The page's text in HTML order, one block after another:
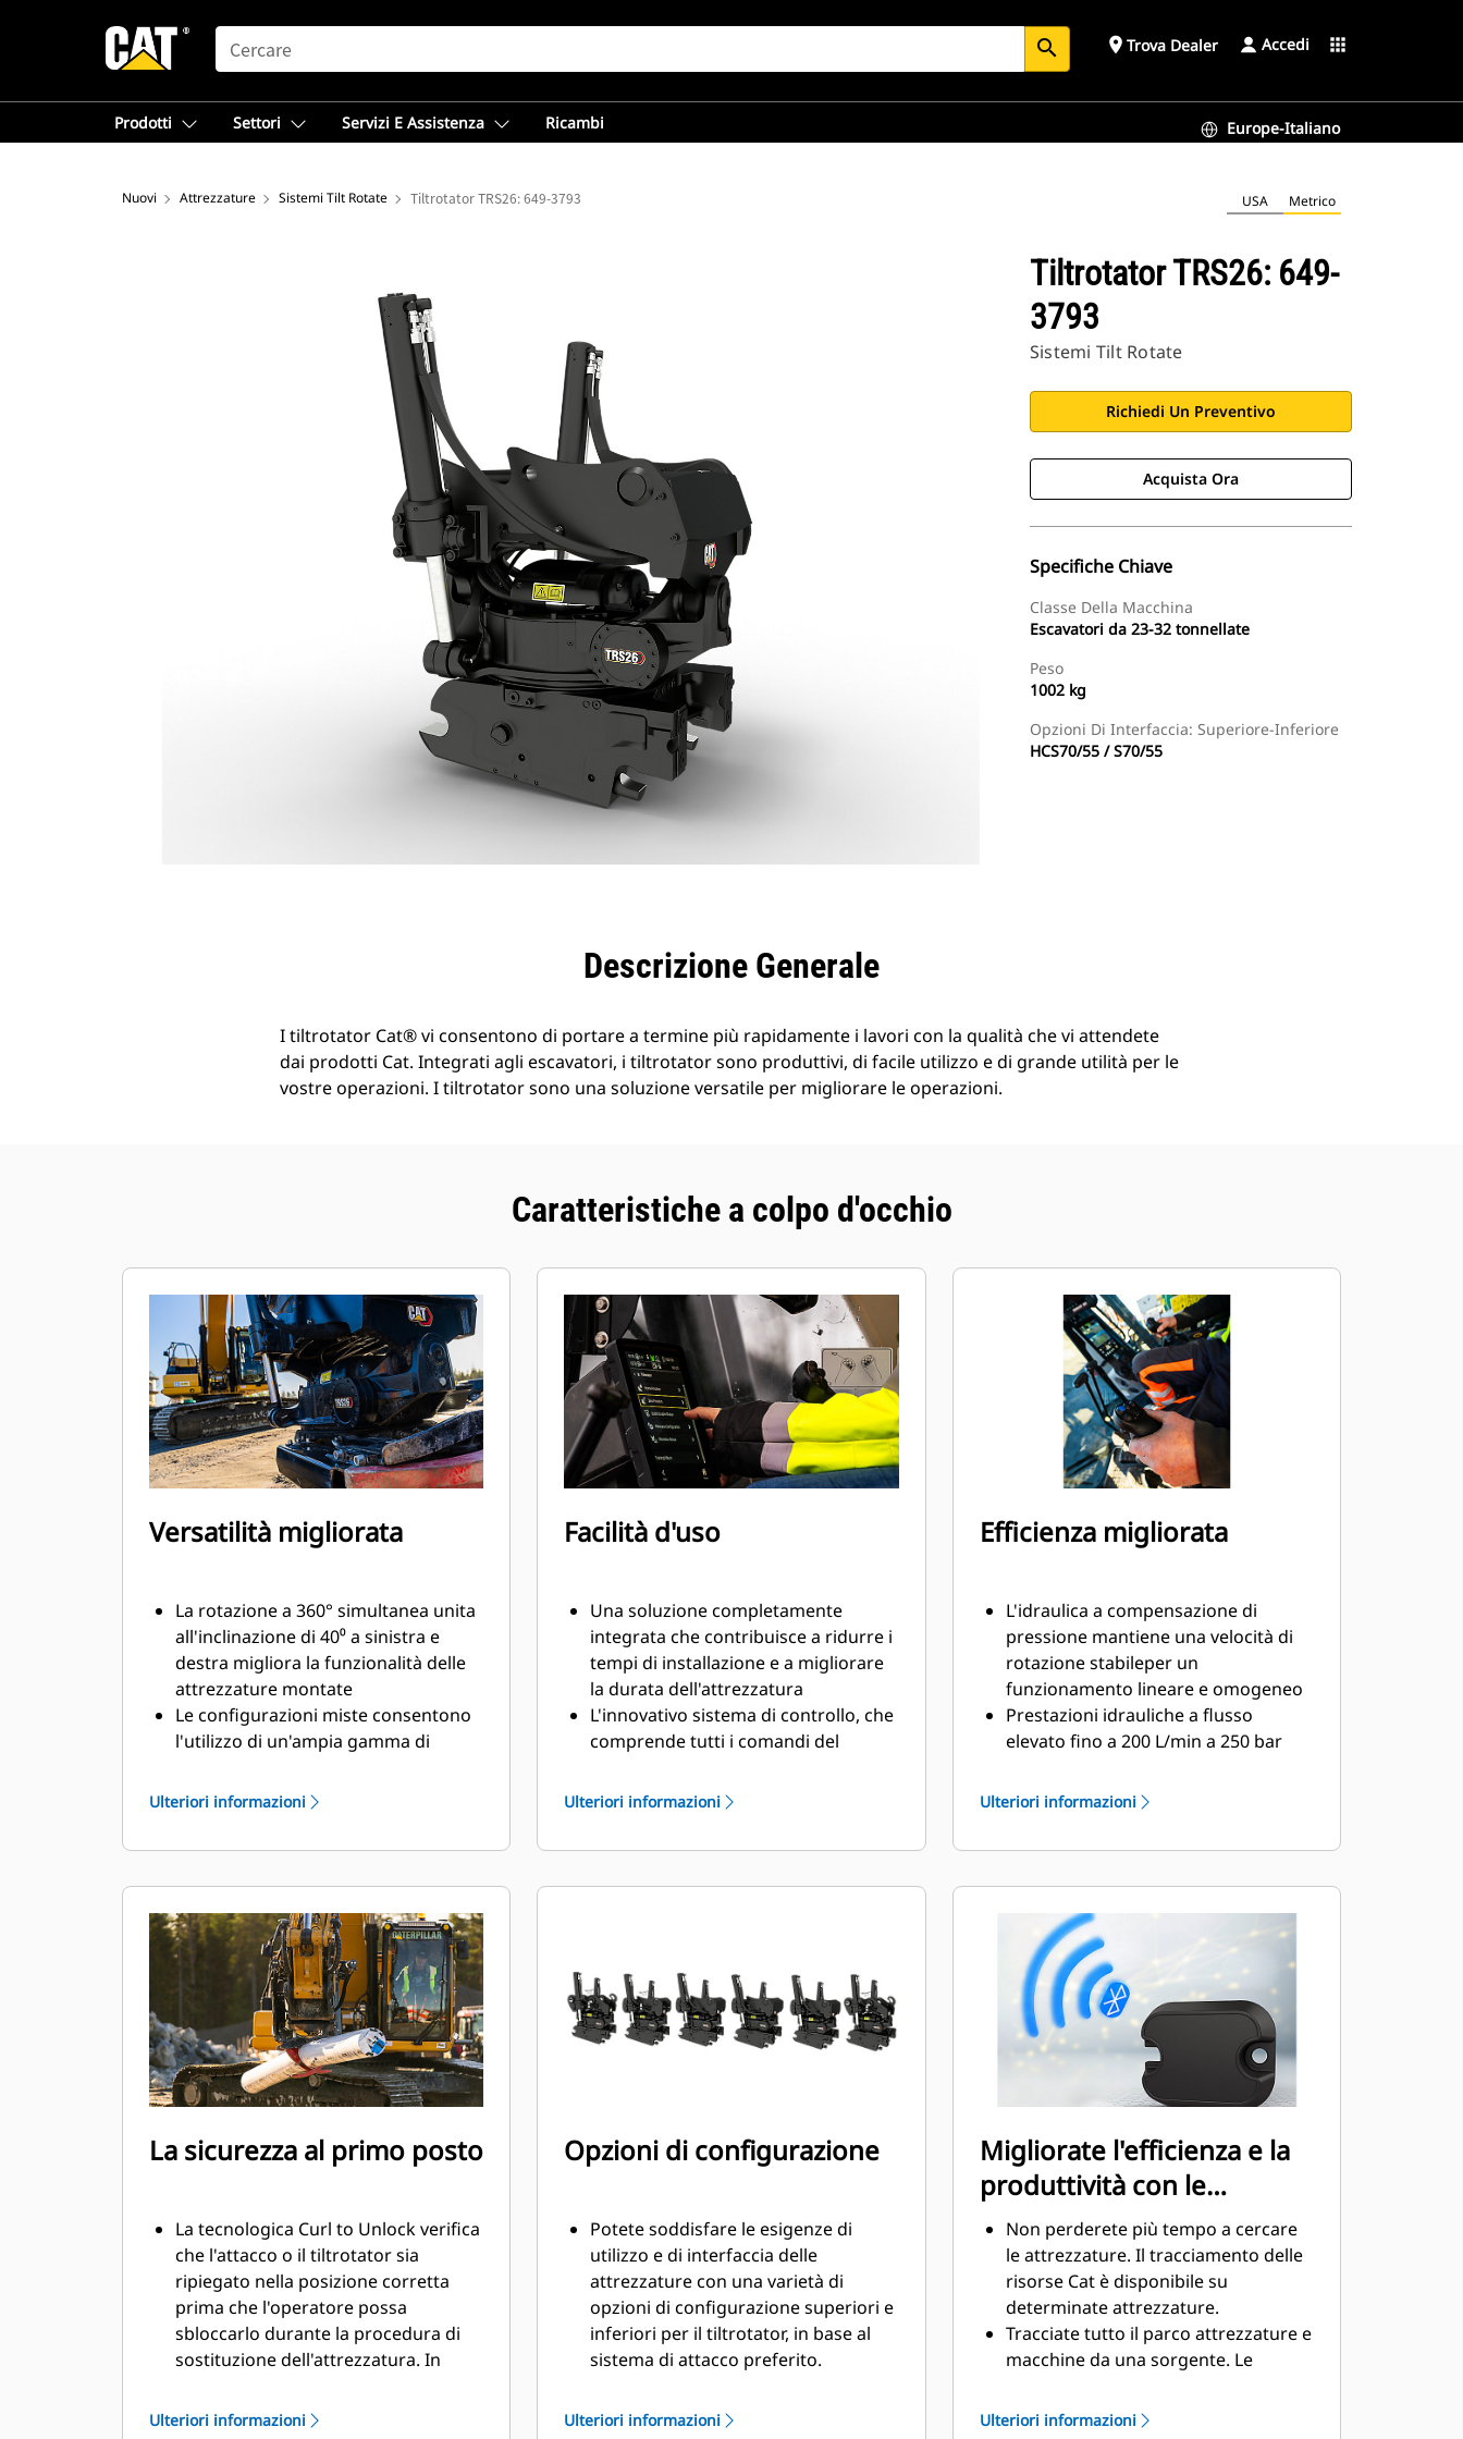
SEARCH search place Trova Dealer Accedi apps
Prodotti Settori Servizi E Assistenza Ricambi Europe-Italiano
Nuovi Attrezzature Sistemi Tilt Rotate Tiltrotator TRS26: 649-3793 USA Metrico
Tiltrotator TRS26: 649-
3793
Sistemi Tilt Rotate
Richiedi Un Preventivo
Acquista Ora
Specifiche Chiave
Classe Della Macchina
Escavatori da 23-32 tonnellate
Peso
1002 kg
Opzioni Di Interfaccia: Superiore-Inferiore
HCS70/55 / S70/55
Descrizione Generale
I tiltrotator Cat® vi consentono di portare a termine più rapidamente i lavori con la qualità che vi attendete
dai prodotti Cat. Integrati agli escavatori, i tiltrotator sono produttivi, di facile utilizzo e di grande utilità per le
vostre operazioni. I tiltrotator sono una soluzione versatile per migliorare le operazioni.
Caratteristiche a colpo d'occhio
Versatilità migliorata
La rotazione a 360° simultanea unita
all'inclinazione di 40⁰ a sinistra e
destra migliora la funzionalità delle
attrezzature montate
Le configurazioni miste consentono
l'utilizzo di un'ampia gamma di
per soddisfare le vostre esigenze
standard in attacco S a collegamento
quali scavo, livellamento,
compattazione e altre ancora con
movimenti più precisi senza dover
riposizionare la macchina
Utilizzate il modulo a polipo senza
rimuovere l'attrezzatura inferiore
Ulteriori informazioni
Facilità d'uso
Una soluzione completamente
integrata che contribuisce a ridurre i
tempi di installazione e a migliorare
la durata dell'attrezzatura
L'innovativo sistema di controllo, che
comprende tutti i comandi del
posizionamento,può essere
Il sensore di inclinazione GS520,
livellamento
SecureLock™ utilizza la tecnologia
dei sensori all'interno del cilindro di
blocco per verificare che lo
saldamente per ridurre il rischio di
caduta o oscillazione dello
Ulteriori informazioni
Efficienza migliorata
L'idraulica a compensazione di
pressione mantiene una velocità di
rotazione stabileper un
funzionamento lineare e omogeneo
Prestazioni idrauliche a flusso
elevato fino a 200 L/min a 250 bar
flusso elevato
punto di ingrassaggio, collegabile al
La scatola degli ingranaggi è piena
d'olio per assicurare una
lubrificazione costante ed estendere
la vita utile del rotore
I tubi flessibili in acciaio ad ampio
diametrocontribuiscono a ridurre la
contropressione, a estendere la vita
utile e a semplificare la
manutenzione
Ulteriori informazioni
La sicurezza al primo posto
La tecnologica Curl to Unlock verifica
che l'attacco o il tiltrotator sia
ripiegato nella posizione corretta
prima che l'operatore possa
sbloccarlo durante la procedura di
sostituzione dell'attrezzatura. In
sicurezza delle attrezzature durante
Ulteriori informazioni
Opzioni di configurazione
Potete soddisfare le esigenze di
utilizzo e di interfaccia delle
attrezzature con una varietà di
opzioni di configurazione superiori e
inferiori per il tiltrotator, in base al
sistema di attacco preferito.
imperniato nella parte superiore
Ulteriori informazioni
Migliorate l'efficienza e la
produttività con le
tecnologie integrate
Non perderete più tempo a cercare
le attrezzature. Il tracciamento delle
risorse Cat è disponibile su
determinate attrezzature.
Tracciate tutto il parco attrezzature e
macchine da una sorgente. Le
risorse possono essere visualizzate
Ulteriori informazioni